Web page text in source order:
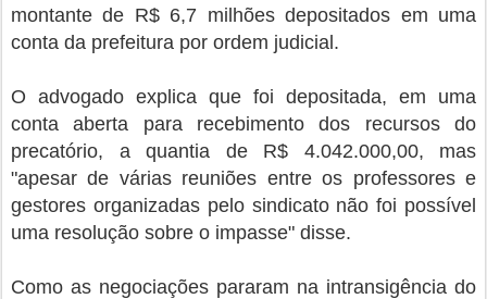
montante de R$ 6,7 milhões depositados em uma
conta da prefeitura por ordem judicial.
O advogado explica que foi depositada, em uma
conta aberta para recebimento dos recursos do
precatório, a quantia de R$ 4.042.000,00, mas
"apesar de várias reuniões entre os professores e
gestores organizadas pelo sindicato não foi possível
uma resolução sobre o impasse" disse.
Como as negociações pararam na intransigência do